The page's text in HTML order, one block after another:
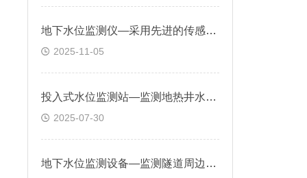
地下水位监测仪—采用先进的传感技术，能够精确探测地下水面的位置
2025-11-05
投入式水位监测站—监测地热井水位变化，避免因水位下降导致的地质灾
2025-07-30
地下水位监测设备—监测隧道周边地下水位，预防渗水风险，确保施工安全